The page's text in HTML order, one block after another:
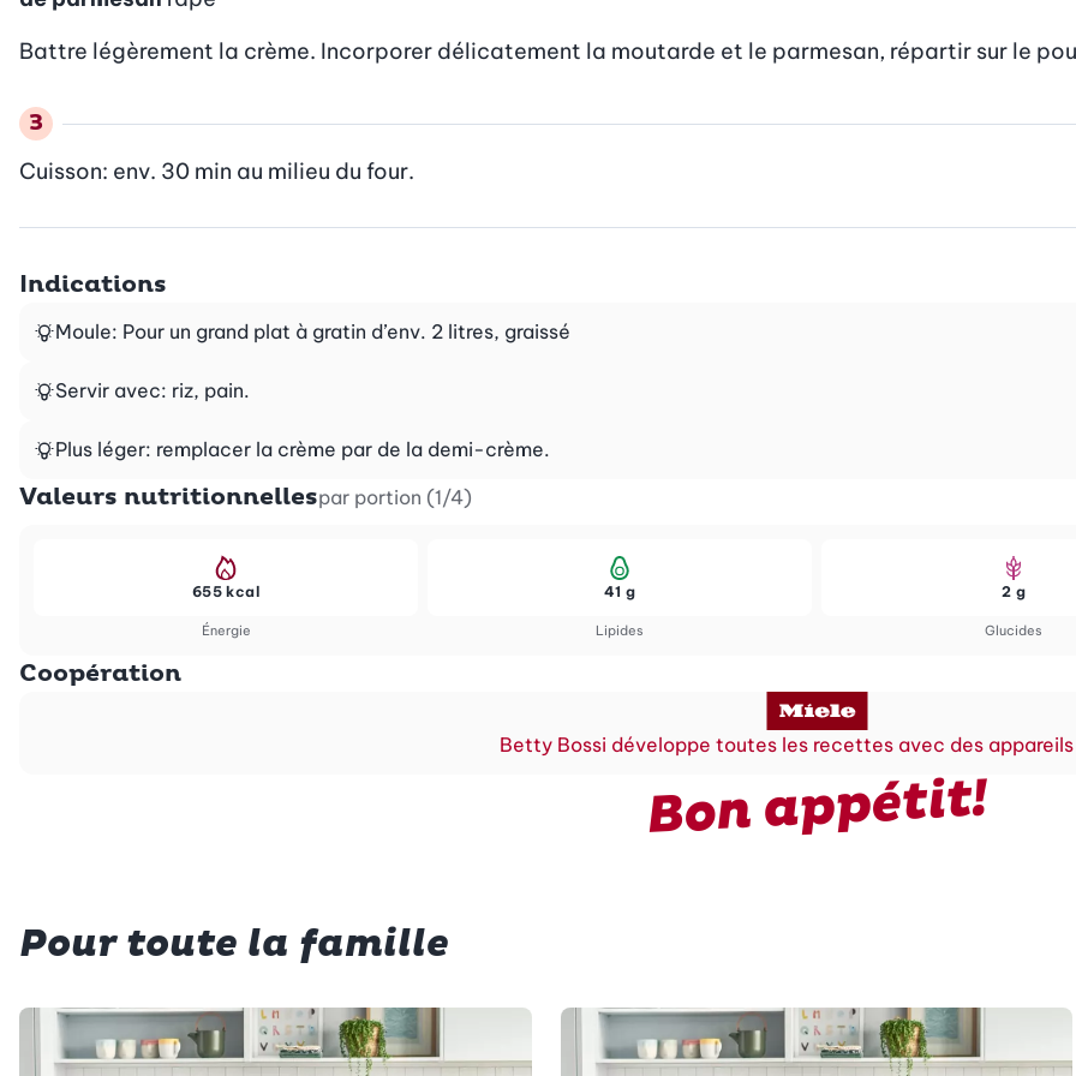
Battre légèrement la crème. Incorporer délicatement la moutarde et le parmesan, répartir sur le
Cuisson: env. 30 min au milieu du four.
Indications
Moule: Pour un grand plat à gratin d’env. 2 litres, graissé
Servir avec: riz, pain.
Plus léger: remplacer la crème par de la demi-crème.
Valeurs nutritionnellespar portion (1/4)
Énergie
655 kcal
Lipides
41 g
Glucides
2 g
Coopération
Betty Bossi développe toutes les recettes avec des
Bon appétit!
Pour toute la famille